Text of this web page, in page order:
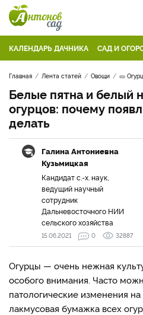
КАЛЕНДАРЬ ДАЧНИКА САД И
Главная Лента статей Овощи 🥒
Белые пятна и белый
огурцов: почему
делать
Галина Антониевна
Кузьмицкая
Кандидат с.-х. наук,
ведущий научный
сотрудник
Дальневосточного НИИ
сельского хозяйства
15.06.2021 0 32887
Огурцы — очень нежная
особого внимания. Часто
патологические изменения
лакмусовая бумажка всех